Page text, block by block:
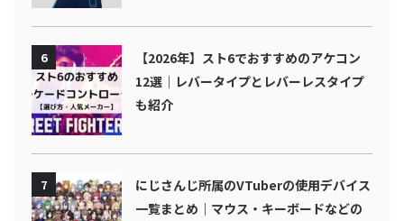
6
【2026年】スト6でおすすめのアケコン
12選｜レバータイプとレバーレスタイプ
も紹介
7
にじさんじ所属のVTuberの使用デバイス
一覧まとめ｜マウス・キーボードなどの